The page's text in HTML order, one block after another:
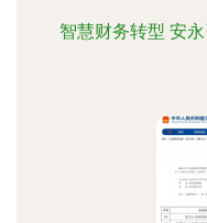
智慧财务转型 安